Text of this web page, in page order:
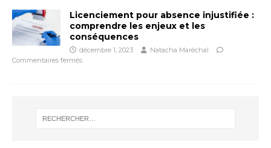
Licenciement pour absence injustifiée :
comprendre les enjeux et les
conséquences
décembre 1, 2023
Natacha Maréchal
Commentaires fermés